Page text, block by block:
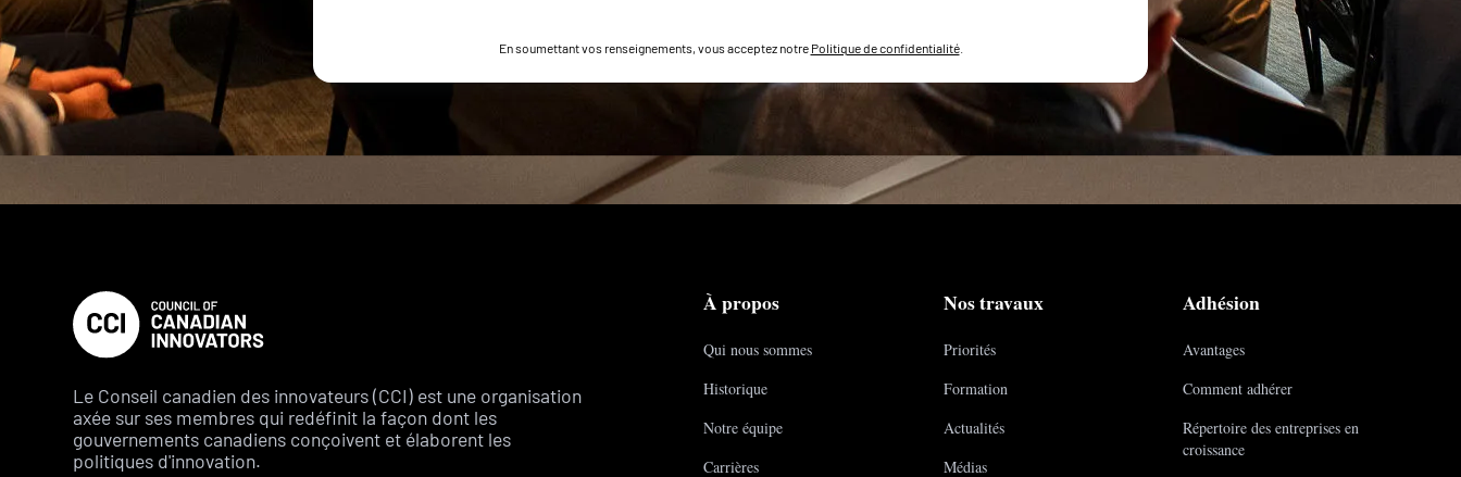
En soumettant vos renseignements, vous acceptez notre Politique de confidentialité.
Le Conseil canadien des innovateurs (CCI) est une organisation
axée sur ses membres qui redéfinit la façon dont les
gouvernements canadiens conçoivent et élaborent les
politiques d'innovation.
À propos
Qui nous sommes
Historique
Notre équipe
Carrières
Nos travaux
Priorités
Formation
Actualités
Médias
Adhésion
Avantages
Comment adhérer
Répertoire des entreprises en
croissance